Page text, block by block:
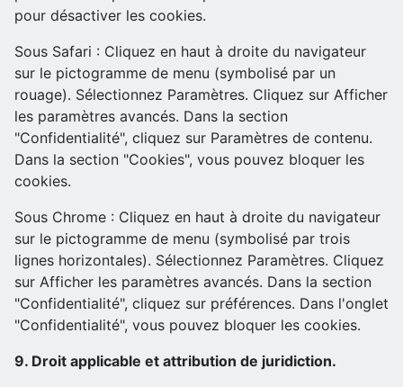
pour désactiver les cookies.
Sous Safari : Cliquez en haut à droite du navigateur
sur le pictogramme de menu (symbolisé par un
rouage). Sélectionnez Paramètres. Cliquez sur Afficher
les paramètres avancés. Dans la section
"Confidentialité", cliquez sur Paramètres de contenu.
Dans la section "Cookies", vous pouvez bloquer les
cookies.
Sous Chrome : Cliquez en haut à droite du navigateur
sur le pictogramme de menu (symbolisé par trois
lignes horizontales). Sélectionnez Paramètres. Cliquez
sur Afficher les paramètres avancés. Dans la section
"Confidentialité", cliquez sur préférences. Dans l'onglet
"Confidentialité", vous pouvez bloquer les cookies.
9. Droit applicable et attribution de juridiction.